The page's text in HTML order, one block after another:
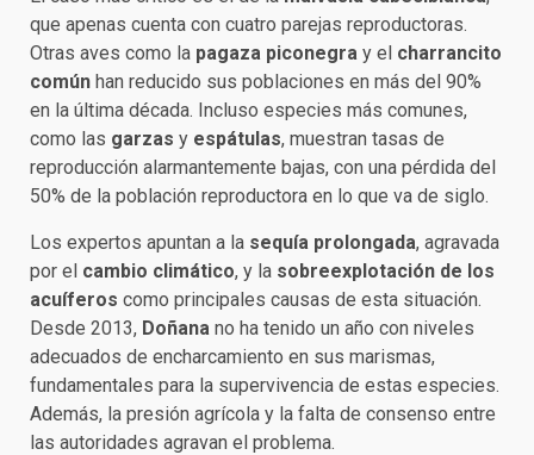
que apenas cuenta con cuatro parejas reproductoras.
Otras aves como la pagaza piconegra y el charrancito
común han reducido sus poblaciones en más del 90%
en la última década. Incluso especies más comunes,
como las garzas y espátulas, muestran tasas de
reproducción alarmantemente bajas, con una pérdida del
50% de la población reproductora en lo que va de siglo.
Los expertos apuntan a la sequía prolongada, agravada
por el cambio climático, y la sobreexplotación de los
acuíferos como principales causas de esta situación.
Desde 2013, Doñana no ha tenido un año con niveles
adecuados de encharcamiento en sus marismas,
fundamentales para la supervivencia de estas especies.
Además, la presión agrícola y la falta de consenso entre
las autoridades agravan el problema.